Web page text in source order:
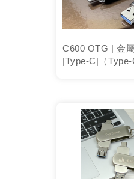
C600 OTG | 金屬OTG隨身碟
|Type-C|（